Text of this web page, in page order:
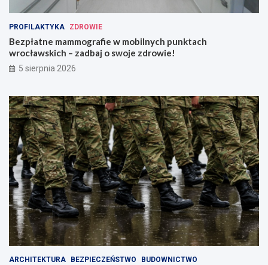
PROFILAKTYKA ZDROWIE
Bezpłatne mammografie w mobilnych punktach
wrocławskich – zadbaj o swoje zdrowie!
5 sierpnia 2026
ARCHITEKTURA BEZPIECZEŃSTWO BUDOWNICTWO